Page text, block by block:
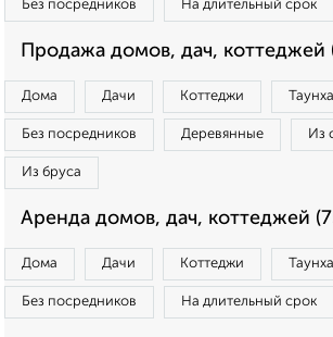
Без посредников На длительный срок
Продажа домов, дач, коттеджей
Дома Дачи Коттеджи
Без посредников Деревянные Из
Из бруса
Аренда домов, дач, коттеджей
Дома Дачи Коттеджи
Без посредников На длительный срок